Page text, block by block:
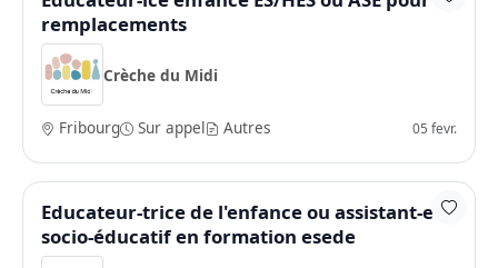
remplacements
Crèche du Midi
Fribourg Sur appel Autres 05 fevr.
Educateur-trice de l'enfance ou assistant-e
socio-éducatif en formation esede